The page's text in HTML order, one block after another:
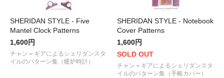
SHERIDAN STYLE - Five
Mantel Clock Patterns
1,600円
チャン＝ギアによるシェリダンスタ
イルのパターン集（暖炉時計）
SHERIDAN STYLE - Notebook
Cover Patterns
1,600円
SOLD OUT
チャン＝ギアによるシェリダンスタ
イルのパターン集（手帳カバー）